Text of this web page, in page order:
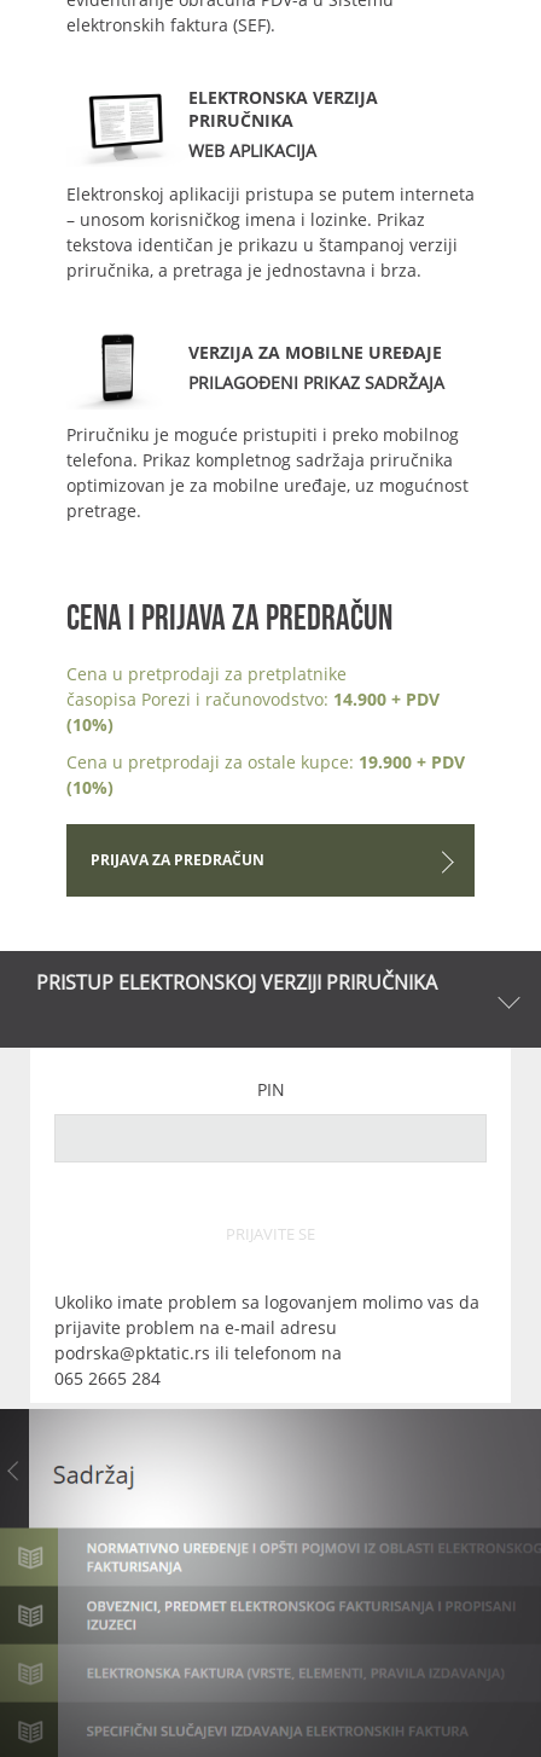
elektronskih faktura (SEF).
ELEKTRONSKA VERZIJA
PRIRUČNIKA
WEB APLIKACIJA
Elektronskoj aplikaciji pristupa se putem interneta
– unosom korisničkog imena i lozinke. Prikaz
tekstova identičan je prikazu u štampanoj verziji
priručnika, a pretraga je jednostavna i brza.
VERZIJA ZA MOBILNE UREĐAJE
PRILAGOĐENI PRIKAZ SADRŽAJA
Priručniku je moguće pristupiti i preko mobilnog
telefona. Prikaz kompletnog sadržaja priručnika
optimizovan je za mobilne uređaje, uz mogućnost
pretrage.
CENA I PRIJAVA ZA PREDRAČUN
Cena u pretprodaji za pretplatnike
časopisa Porezi i računovodstvo: 14.900 + PDV
(10%)
Cena u pretprodaji za ostale kupce: 19.900 + PDV
(10%)
PRIJAVA ZA PREDRAČUN
PRISTUP ELEKTRONSKOJ VERZIJI PRIRUČNIKA
PIN
PRIJAVITE SE
Ukoliko imate problem sa logovanjem molimo vas da
prijavite problem na e-mail adresu
podrska@pktatic.rs ili telefonom na
065 2665 284